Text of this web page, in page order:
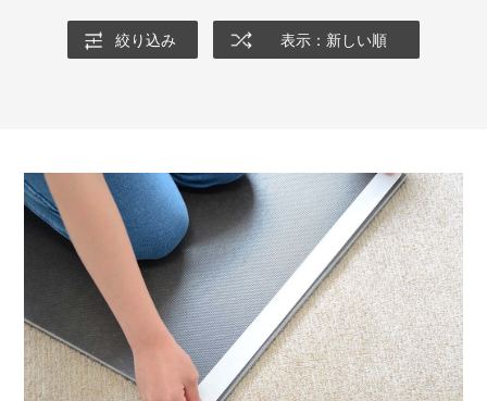
絞り込み 表示：新しい順